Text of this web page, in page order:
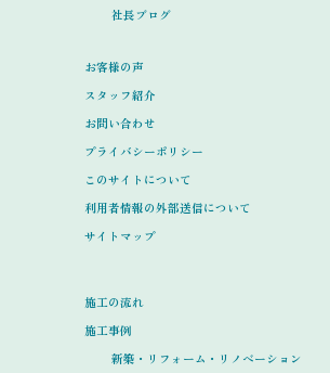
社長ブログ
お客様の声
スタッフ紹介
お問い合わせ
プライバシーポリシー
このサイトについて
利用者情報の外部送信について
サイトマップ
施工の流れ
施工事例
新築・リフォーム・リノベーション